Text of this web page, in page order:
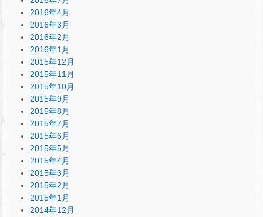
2016年4月
2016年3月
2016年2月
2016年1月
2015年12月
2015年11月
2015年10月
2015年9月
2015年8月
2015年7月
2015年6月
2015年5月
2015年4月
2015年3月
2015年2月
2015年1月
2014年12月